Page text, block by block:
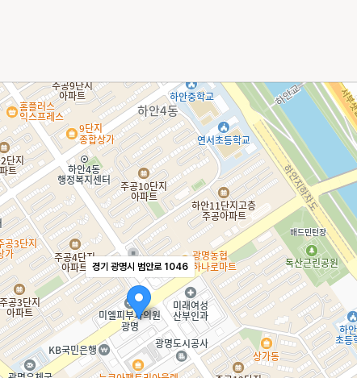
경기 광명시 범안로 1046